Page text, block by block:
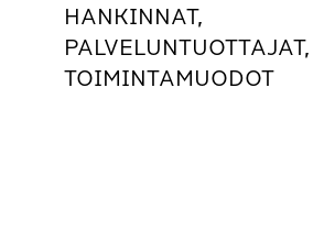
HANKINNAT,
PALVELUNTUOTTAJAT,
TOIMINTAMUODOT